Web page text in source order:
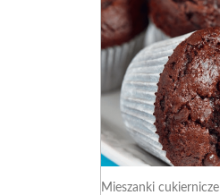
Mieszanki cukiernicze